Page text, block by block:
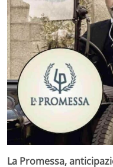
La Promessa,